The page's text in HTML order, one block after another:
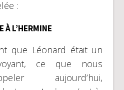
:
À L’HERMINE
que Léonard était un
ce que nous
aujourd’hui,